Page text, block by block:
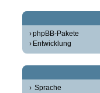
phpBB-Pakete
Entwicklung
Sprache